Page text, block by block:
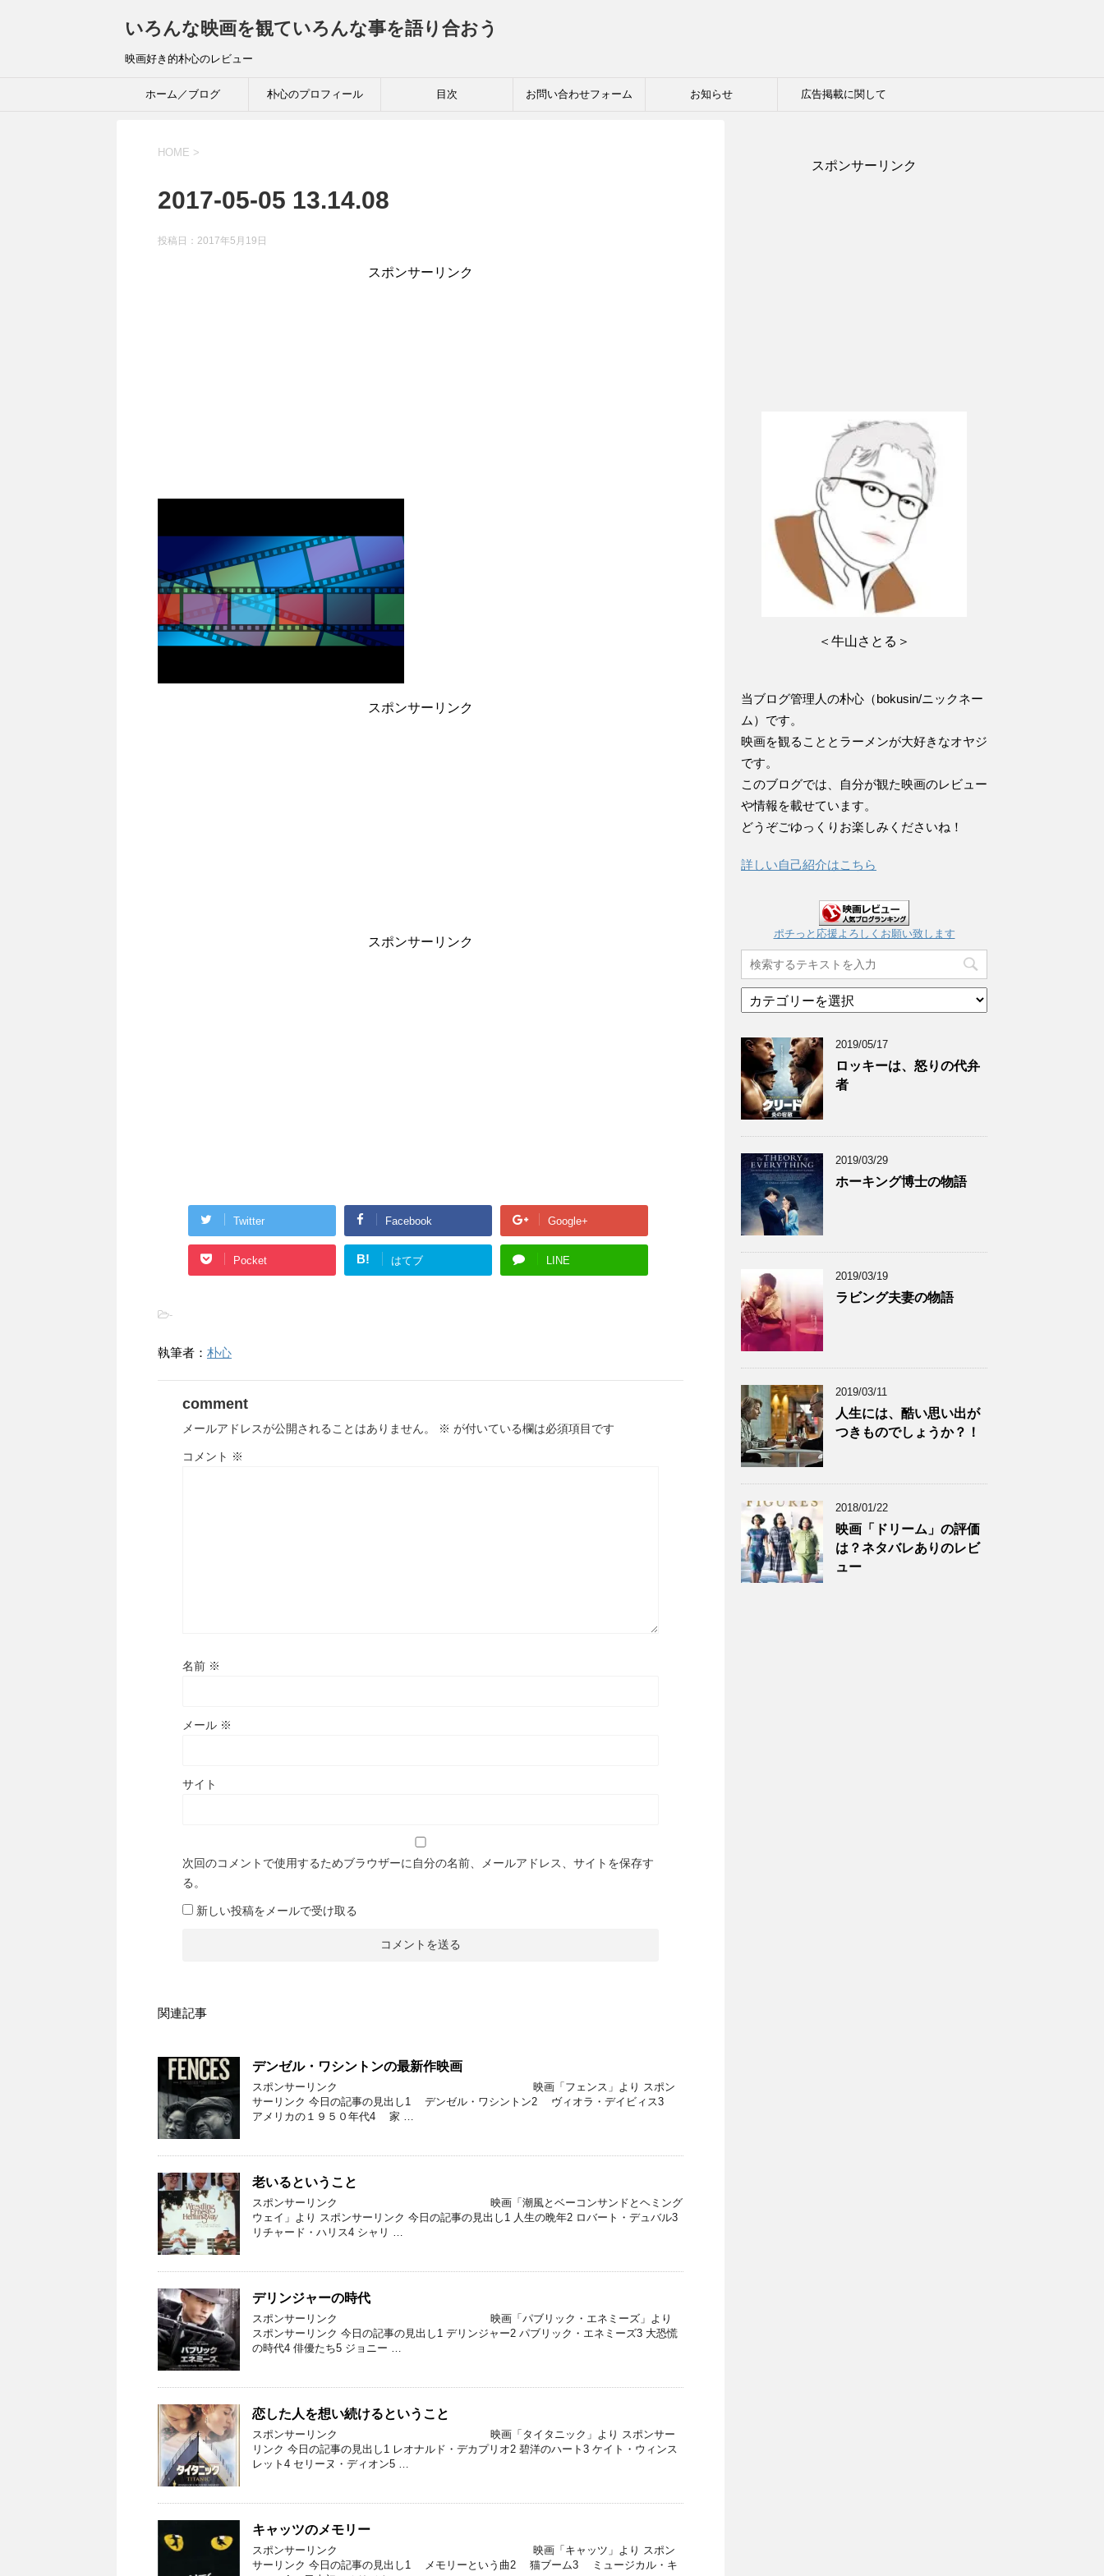
いろんな映画を観ていろんな事を語り合おう
映画好き的朴心のレビュー
ホーム／ブログ 朴心のプロフィール 目次 お問い合わせフォーム お知らせ 広告掲載に関して
HOME >
2017-05-05 13.14.08
投稿日： 2017年5月19日
スポンサーリンク
スポンサーリンク
スポンサーリンク
Twitter Facebook Google+
Pocket B! はてブ LINE
-
執筆者： 朴心
comment
メールアドレスが公開されることはありません。 ※ が付いている欄は必須項目です
コメント ※
名前 ※
メール ※
サイト
次回のコメントで使用するためブラウザーに自分の名前、メールアドレス、サイトを保存す
る。
新しい投稿をメールで受け取る
関連記事
デンゼル・ワシントンの最新作映画
スポンサーリンク 映画「フェンス」より スポン
サーリンク 今日の記事の見出し1 デンゼル・ワシントン2 ヴィオラ・デイビィス3
アメリカの１９５０年代4 家 …
老いるということ
スポンサーリンク 映画「潮風とベーコンサンドとヘミング
ウェイ」より スポンサーリンク 今日の記事の見出し1 人生の晩年2 ロバート・デュバル3
リチャード・ハリス4 シャリ …
デリンジャーの時代
スポンサーリンク 映画「パブリック・エネミーズ」より
スポンサーリンク 今日の記事の見出し1 デリンジャー2 パブリック・エネミーズ3 大恐慌
の時代4 俳優たち5 ジョニー …
恋した人を想い続けるということ
スポンサーリンク 映画「タイタニック」より スポンサー
リンク 今日の記事の見出し1 レオナルド・デカプリオ2 碧洋のハート3 ケイト・ウィンス
レット4 セリーヌ・ディオン5 …
キャッツのメモリー
スポンサーリンク 映画「キャッツ」より スポン
サーリンク 今日の記事の見出し1 メモリーという曲2 猫ブーム3 ミュージカル・キ
スポンサーリンク
＜牛山さとる＞
当ブログ管理人の朴心（bokusin/ニックネー
ム）です。
映画を観ることとラーメンが大好きなオヤジ
です。
このブログでは、自分が観た映画のレビュー
や情報を載せています。
どうぞごゆっくりお楽しみくださいね！
詳しい自己紹介はこちら
ポチっと応援よろしくお願い致します
テ
リ
ア
ー
カ
2019/05/17
ロッキーは、怒りの代弁
者
2019/03/29
ホーキング博士の物語
2019/03/19
ラビング夫妻の物語
2019/03/11
人生には、酷い思い出が
つきものでしょうか？！
2018/01/22
映画「ドリーム」の評価
は？ネタバレありのレビ
ュー